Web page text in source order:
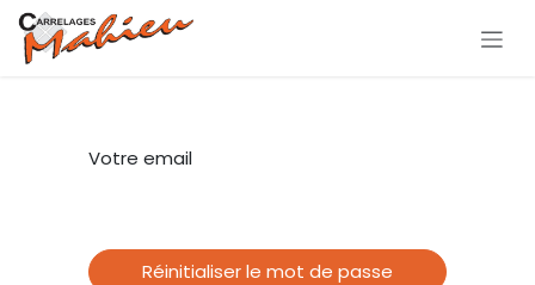
Se rendre au contenu
Votre email
Réinitialiser le mot de passe